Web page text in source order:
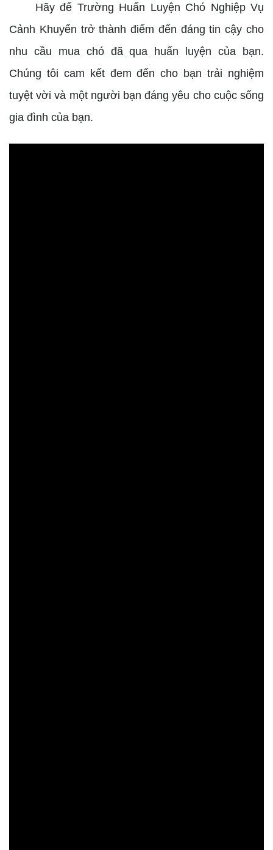
Hãy để Trường Huấn Luyện Chó Nghiệp Vụ
Cảnh Khuyển trở thành điểm đến đáng tin cậy cho
nhu cầu mua chó đã qua huấn luyện của bạn.
Chúng tôi cam kết đem đến cho bạn trải nghiệm
tuyệt vời và một người bạn đáng yêu cho cuộc sống
gia đình của bạn.